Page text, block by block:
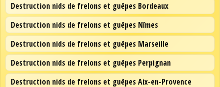
Destruction nids de frelons et guêpes Bordeaux
Destruction nids de frelons et guêpes Nîmes
Destruction nids de frelons et guêpes Marseille
Destruction nids de frelons et guêpes Perpignan
Destruction nids de frelons et guêpes Aix-en-Provence